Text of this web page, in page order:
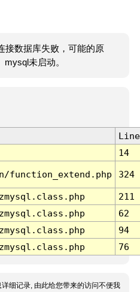
接数据库失败，可能的原
未启动。
Line
14
function_extend.php 324
211
62
94
76
细记录, 由此给您带来的访问不便我